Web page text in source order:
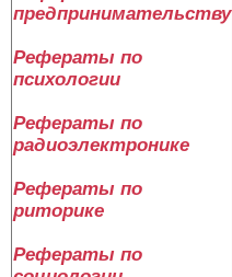
предпринимательству
Рефераты по
психологии
Рефераты по
радиоэлектронике
Рефераты по
риторике
Рефераты по